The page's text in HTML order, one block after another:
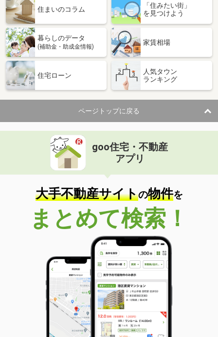
住まいのコラム
「住みたい街」
を見つけよう
暮らしのデータ
(補助金・助成金情報)
家賃相場
住宅ローン
人気タウン
ランキング
ページトップに戻る
goo住宅・不動産
アプリ
大手不動産サイトの物件を
まとめて検索！